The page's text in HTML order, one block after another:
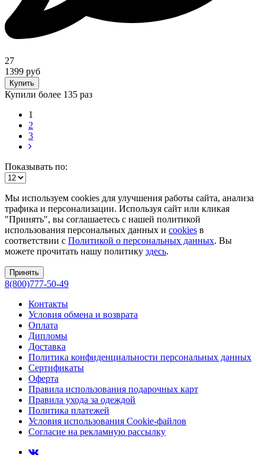
27
1399 руб
Купить
Купили более 135 раз
1
2
3
Показывать по:
Мы используем cookies для улучшения работы сайта, анализа
трафика и персонализации. Используя сайт или кликая
"Принять", вы соглашаетесь с нашей политикой
использования персональных данных и cookies в
соответствии с Политикой о персональных данных. Вы
можете прочитать нашу политику здесь.
Принять
8(800)777-50-49
Контакты
Условия обмена и возврата
Оплата
Дипломы
Доставка
Политика конфиденциальности персональных данных
Сертификаты
Оферта
Правила использования подарочных карт
Правила ухода за одеждой
Политика платежей
Условия использования Cookie-файлов
Согласие на рекламную рассылку